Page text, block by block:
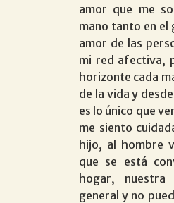
amor que me
mano tanto en el
amor de las
mi red afectiva,
horizonte cada
de la vida y
es lo único que
me siento
hijo, al hombre
que se está
hogar,
general y no